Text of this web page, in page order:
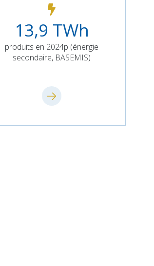
13,9 TWh
produits en 2024p (énergie
secondaire, BASEMIS)